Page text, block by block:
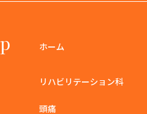
ホーム
リハビリテーション科
頭痛